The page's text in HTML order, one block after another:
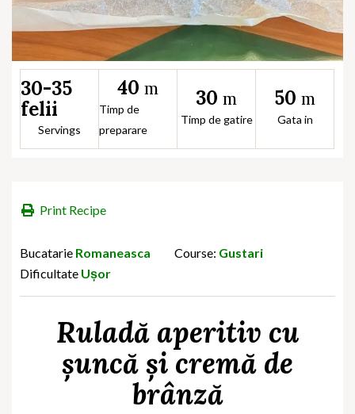
30-35
felii
Servings
40 m
Timp de
preparare
30 m
Timp de gatire
50 m
Gata in
Print Recipe
Bucatarie Romaneasca Course: Gustari
Dificultate Ușor
Ruladă aperitiv cu
șuncă și cremă de
brânză